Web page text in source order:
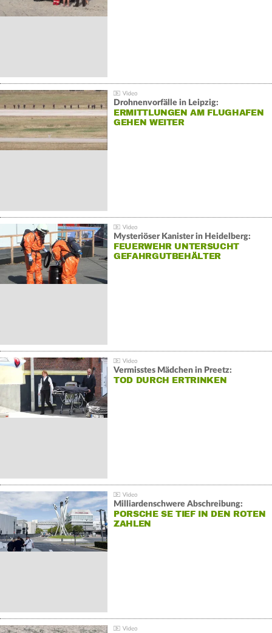
Drohnenvorfälle in Leipzig:
ERMITTLUNGEN AM FLUGHAFEN
GEHEN WEITER
Mysteriöser Kanister in Heidelberg:
FEUERWEHR UNTERSUCHT
GEFAHRGUTBEHÄLTER
Vermisstes Mädchen in Preetz:
TOD DURCH ERTRINKEN
Milliardenschwere Abschreibung:
PORSCHE SE TIEF IN DEN ROTEN
ZAHLEN